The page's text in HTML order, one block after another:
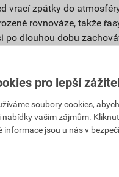
vrací zpátky do
rovnováze, takže
dlouhou dobu
V souladu s občanským
14-ti denní ochranná
pro lepší
soubory cookies,
vašim zájmům.
informace jsou u nás v